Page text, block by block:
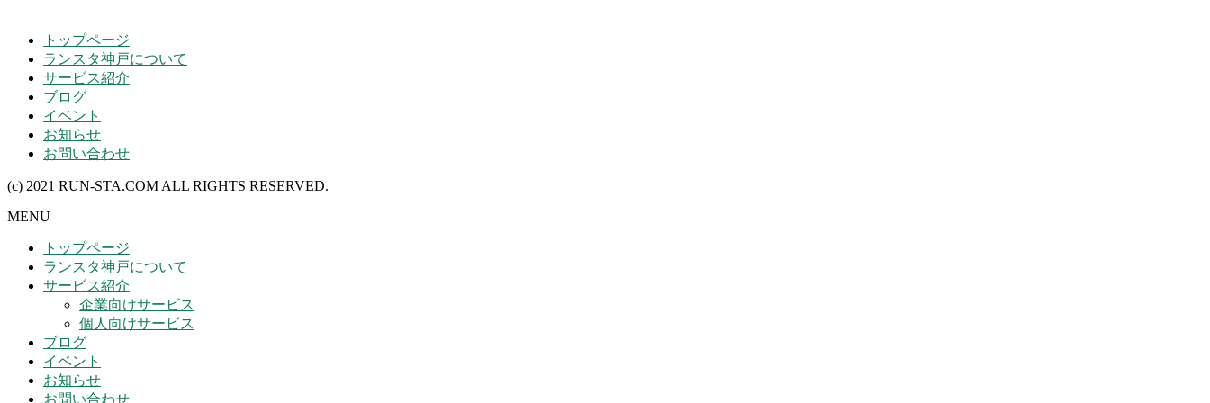
トップページ
ランスタ神戸について
サービス紹介
ブログ
イベント
お知らせ
お問い合わせ
(c) 2021 RUN-STA.COM ALL RIGHTS RESERVED.
MENU
トップページ
ランスタ神戸について
サービス紹介
企業向けサービス
個人向けサービス
ブログ
イベント
お知らせ
お問い合わせ